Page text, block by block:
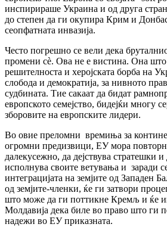
инспирираше Украина и од друга
до степен да ги окупира Крим и
сеопфатната инвазија.
Често погрешно се вели дека
промени сè. Ова не е вистина. Она
решителноста и херојската борба на
слобода и демократија, за нивното
судбината. Тие сакаат да бидат
европското семејство, бидејќи многу
зборовите на европските лидери.
Во овие преломни времиња за
огромни предизвици, ЕУ мора
далекусежно, да дејствува стратешки
исполнува своите ветувања и заради
интеграцијата на земјите од Западен
од земјите-членки, ќе ги затвори
што може да ги поттикне Кремљ и ќе
Молдавија дека биле во право што ги
надежи во ЕУ приказната.